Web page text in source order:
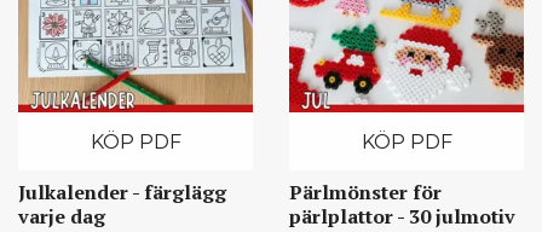
KÖP PDF
Julkalender - färglägg
varje dag
KÖP PDF
Pärlmönster för
pärlplattor - 30 julmotiv